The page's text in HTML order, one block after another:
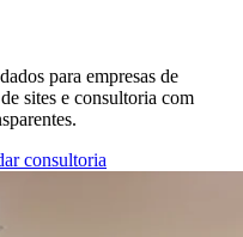
para empresas de
sites e consultoria com
consultoria